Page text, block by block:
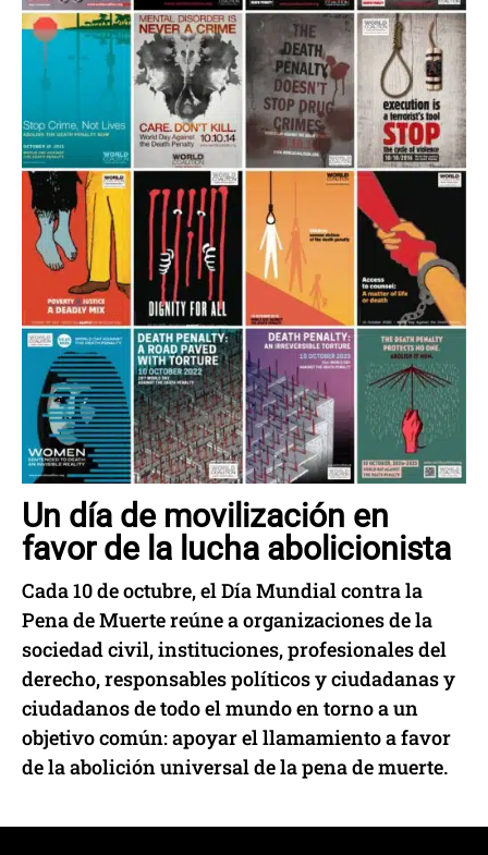
Un día de movilización en
favor de la lucha abolicionista
Cada 10 de octubre, el Día Mundial contra la
Pena de Muerte reúne a organizaciones de la
sociedad civil, instituciones, profesionales del
derecho, responsables políticos y ciudadanas y
ciudadanos de todo el mundo en torno a un
objetivo común: apoyar el llamamiento a favor
de la abolición universal de la pena de muerte.